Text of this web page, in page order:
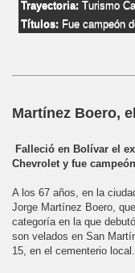
Trayectoria: Turismo
Títulos: Fue campeón
Martínez Boero,
Falleció en Bolívar el
Chevrolet y fue
A los 67 años, en la
Jorge Martínez Boero,
categoría en la que
son velados en San
15, en el cementerio local.
SE
WILKE